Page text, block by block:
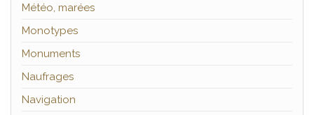
Météo, marées
Monotypes
Monuments
Naufrages
Navigation